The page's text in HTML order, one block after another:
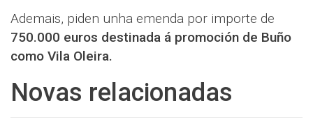
Ademais, piden unha emenda por importe de
750.000 euros destinada á promoción de Buño
como Vila Oleira.
Novas relacionadas